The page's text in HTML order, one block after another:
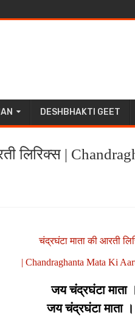
DESHBHAKTI GEET
लिरिक्स |
चंद्रघंटा माता की आरती
| Chandraghanta Mata Ki
जय चंद्रघंटा माता
जय चंद्रघंटा माता